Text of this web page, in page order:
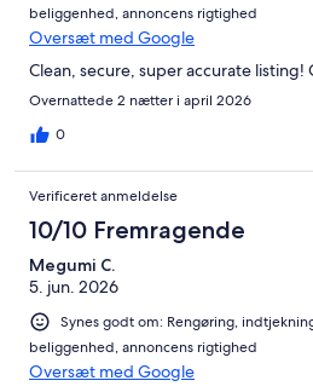
beliggenhed, annoncens rigtighed
Oversæt med Google
Clean, secure, super accurate listing!
Overnattede 2 nætter i april 2026
0
Verificeret anmeldelse
10/10 Fremragende
Megumi C.
5. jun. 2026
Synes godt om: Rengøring,
beliggenhed, annoncens rigtighed
Oversæt med Google